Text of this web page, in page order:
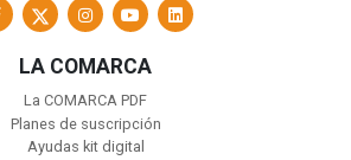
LA COMARCA
La COMARCA PDF
Planes de suscripción
Ayudas kit digital